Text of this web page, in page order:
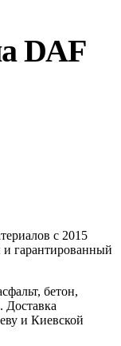
DAF
с 2015
и гарантированный
бетон,
Доставка
и Киевской